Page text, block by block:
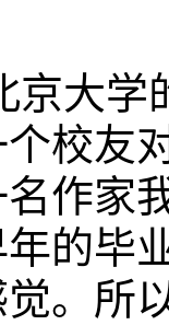
大学
校友
作家
的毕
。所